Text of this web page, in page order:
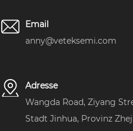
Email
anny@veteksemi.com
Adresse
Wangda Road, Ziyang
Stadt Jinhua, Provinz